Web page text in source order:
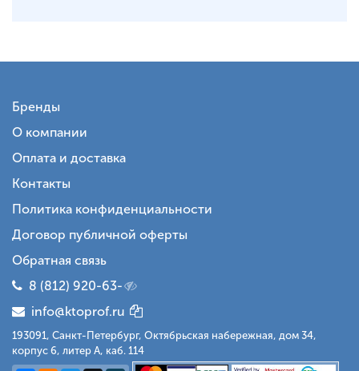
Бренды
О компании
Оплата и доставка
Контакты
Политика конфиденциальности
Договор публичной оферты
Обратная связь
8 (812) 920-63-
info@ktoprof.ru
193091, Санкт-Петербург, Октябрьская набережная, дом 34,
корпус 6, литер А, каб. 114